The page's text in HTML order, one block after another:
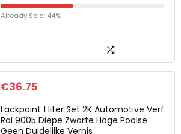
Already Sold: 44%
€36.75
Lackpoint 1 liter Set 2K Automotive Verf
Ral 9005 Diepe Zwarte Hoge Poolse
Geen Duidelijke Vernis